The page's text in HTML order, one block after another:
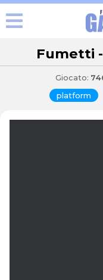
Fumetti
Giocato:
platform